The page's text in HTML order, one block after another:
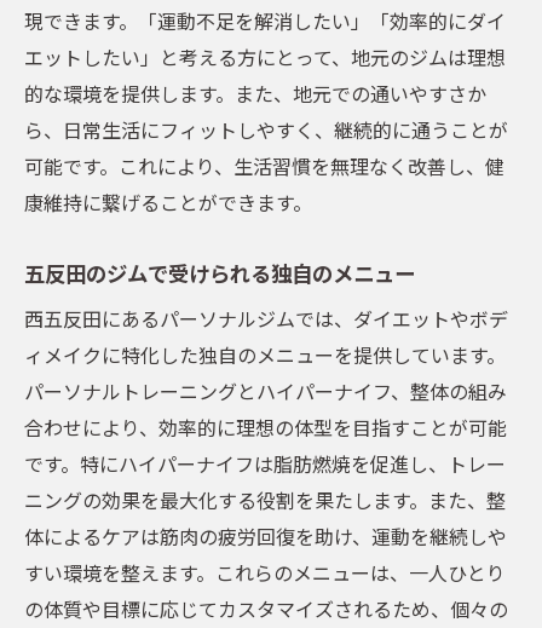
現できます。「運動不足を解消したい」「効率的にダイ
エットしたい」と考える方にとって、地元のジムは理想
的な環境を提供します。また、地元での通いやすさか
ら、日常生活にフィットしやすく、継続的に通うことが
可能です。これにより、生活習慣を無理なく改善し、健
康維持に繋げることができます。
五反田のジムで受けられる独自のメニュー
西五反田にあるパーソナルジムでは、ダイエットやボデ
ィメイクに特化した独自のメニューを提供しています。
パーソナルトレーニングとハイパーナイフ、整体の組み
合わせにより、効率的に理想の体型を目指すことが可能
です。特にハイパーナイフは脂肪燃焼を促進し、トレー
ニングの効果を最大化する役割を果たします。また、整
体によるケアは筋肉の疲労回復を助け、運動を継続しや
すい環境を整えます。これらのメニューは、一人ひとり
の体質や目標に応じてカスタマイズされるため、個々の